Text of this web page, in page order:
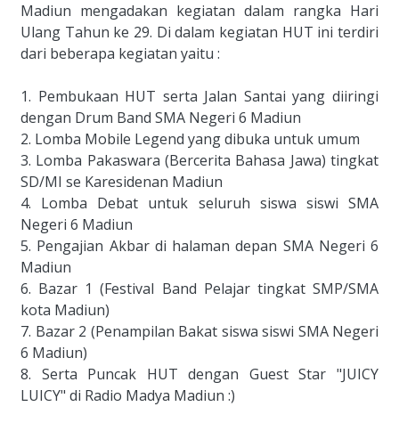
Madiun mengadakan kegiatan dalam rangka Hari
Ulang Tahun ke 29. Di dalam kegiatan HUT ini terdiri
dari beberapa kegiatan yaitu :
1. Pembukaan HUT serta Jalan Santai yang diiringi
dengan Drum Band SMA Negeri 6 Madiun
2. Lomba Mobile Legend yang dibuka untuk umum
3. Lomba Pakaswara (Bercerita Bahasa Jawa) tingkat
SD/MI se Karesidenan Madiun
4. Lomba Debat untuk seluruh siswa siswi SMA
Negeri 6 Madiun
5. Pengajian Akbar di halaman depan SMA Negeri 6
Madiun
6. Bazar 1 (Festival Band Pelajar tingkat SMP/SMA
kota Madiun)
7. Bazar 2 (Penampilan Bakat siswa siswi SMA Negeri
6 Madiun)
8. Serta Puncak HUT dengan Guest Star "JUICY
LUICY" di Radio Madya Madiun :)